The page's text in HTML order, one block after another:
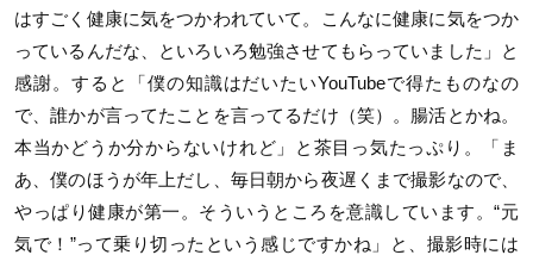
はすごく健康に気をつかわれていて。こんなに健康に気をつか
っているんだな、といろいろ勉強させてもらっていました」と
感謝。すると「僕の知識はだいたいYouTubeで得たものなの
で、誰かが言ってたことを言ってるだけ（笑）。腸活とかね。
本当かどうか分からないけれど」と茶目っ気たっぷり。「ま
あ、僕のほうが年上だし、毎日朝から夜遅くまで撮影なので、
やっぱり健康が第一。そういうところを意識しています。“元
気で！”って乗り切ったという感じですかね」と、撮影時には